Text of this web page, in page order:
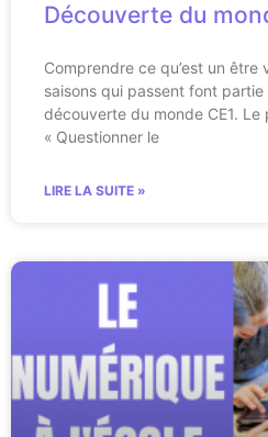
Découverte du
Comprendre ce qu’est un
saisons qui passent font
découverte du monde CE1.
« Questionner le
LIRE LA SUITE »